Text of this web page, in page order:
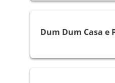
Voadores
Dum Dum Casa e
Moscas e Mosquitos